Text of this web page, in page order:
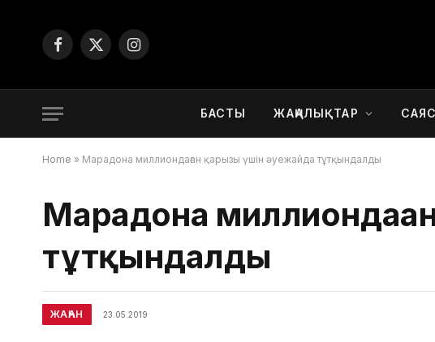
Facebook
X
Instagram
БАСТЫ ЖАҢАЛЫҚТАР
Home » Марадона миллиондаған қарызы үшін әуежайда тұтқындалды
Марадона
тұтқындалды
ЖАҺАН 23.05.2019